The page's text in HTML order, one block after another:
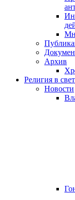
Архив
Религия в
Новости